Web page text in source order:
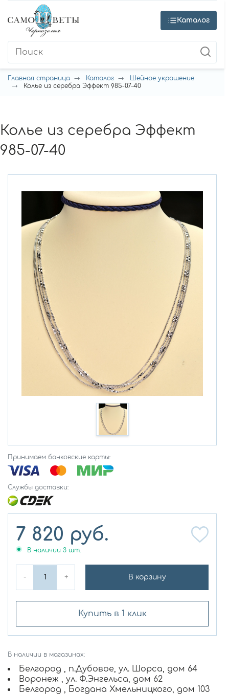
Каталог
Главная страница Каталог
Шейное украшение
Колье из серебра Эффект 985-07-40
Колье из серебра Эффект
985-07-40
Принимаем банковские карты:
Службы доставки:
7 820 руб.
В наличии 3 шт.
- + В корзину
Купить в 1 клик
В наличии в магазинах:
Белгород , п.Дубовое, ул. Шорса, дом 64
Воронеж , ул. Ф.Энгельса, дом 62
Белгород , Богдана Хмельницкого, дом 103